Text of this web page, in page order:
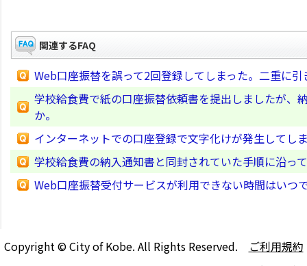
関連するFAQ
Web口座振替を誤って2回登録してしまった。二重に
学校給食費で紙の口座振替依頼書を提出しましたが、
か。
インターネットでの口座登録で文字化けが発生してし
学校給食費の納入通知書と同封されていた手順に沿っ
Web口座振替受付サービスが利用できない時間はいつ
Copyright © City of Kobe. All Rights Reserved. ご利用規約